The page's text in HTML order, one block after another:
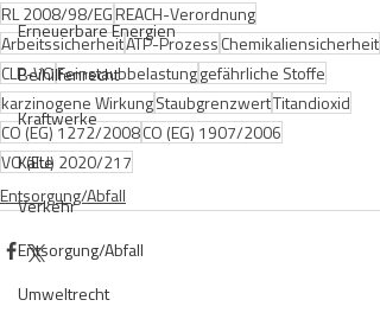
Erneuerbare Energien
Beihilfenrecht
Kraftwerke
Kälte
Verkehr
Entsorgung/Abfall
Umweltrecht
RL 2008/98/EGREACH-Verordnung
ArbeitssicherheitATP-ProzessChemikaliensicherheit
CLP-VOFeinstaubbelastunggefährliche Stoffe
karzinogene WirkungStaubgrenzwertTitandioxid
CO (EG) 1272/2008CO (EG) 1907/2006
VO (EU) 2020/217
Entsorgung/Abfall